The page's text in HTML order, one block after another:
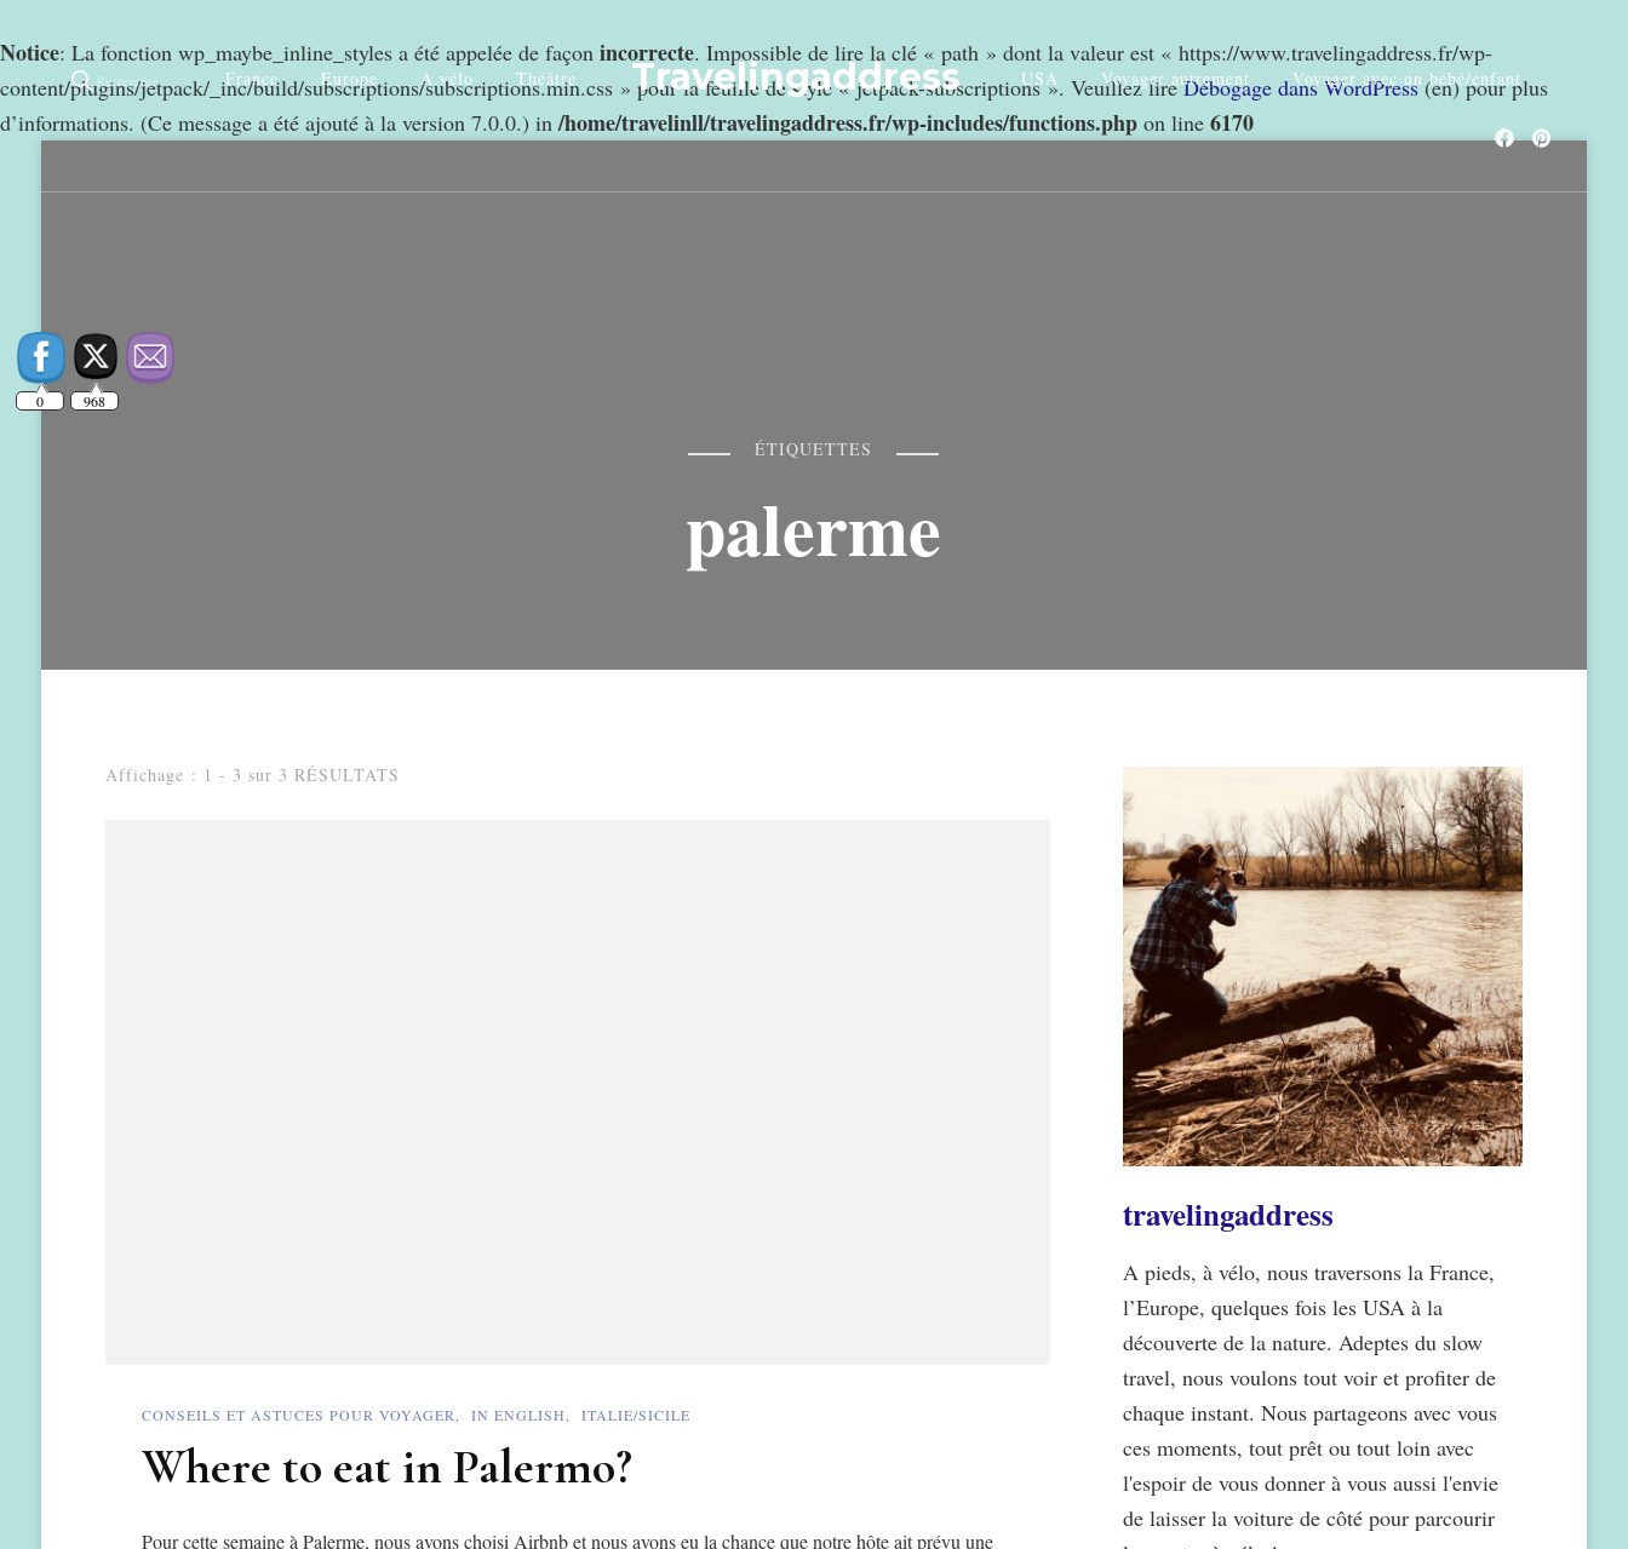
Notice: La fonction wp_maybe_inline_styles a été appelée de façon incorrecte. Impossible de lire la clé « path » dont la valeur est « https://www.travelingaddress.fr/wp-
content/plugins/jetpack/_inc/build/subscriptions/subscriptions.min.css » pour la feuille de style « jetpack-subscriptions ». Veuillez lireDébogage dans WordPress(en) pour plus
d’informations. (Ce message a été ajouté à la version 7.0.0.) in/home/travelinll/travelingaddress.fr/wp-includes/functions.php on line 6170
Rechercher France Europe A vélo Théâtre Travelingaddress USA Voyager autrement Voyager avec un bébé/enfant
ÉTIQUETTES
palerme
Affichage : 1 - 3 sur 3 RÉSULTATS
CONSEILS ET ASTUCES POUR VOYAGER IN ENGLISH ITALIE/SICILE
Where to eat in Palermo?
Pour cette semaine à Palerme, nous avons choisi Airbnb et nous avons eu la chance que notre hôte ait prévu une
travelingaddress
A pieds, à vélo, nous traversons la France,
l’Europe, quelques fois les USA à la
découverte de la nature. Adeptes du slow
travel, nous voulons tout voir et profiter de
chaque instant. Nous partageons avec vous
ces moments, tout prêt ou tout loin avec
l'espoir de vous donner à vous aussi l'envie
de laisser la voiture de côté pour parcourir
0 968